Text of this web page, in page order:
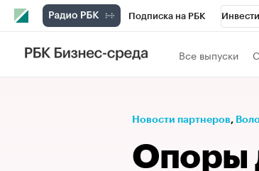
Подписка на РБК
РБК Вино
Проверка контрагентов
Все выпуски
Новости партнеров⁠,
Опоры